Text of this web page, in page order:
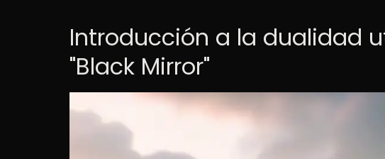
Introducción a la dualidad
"Black Mirror"